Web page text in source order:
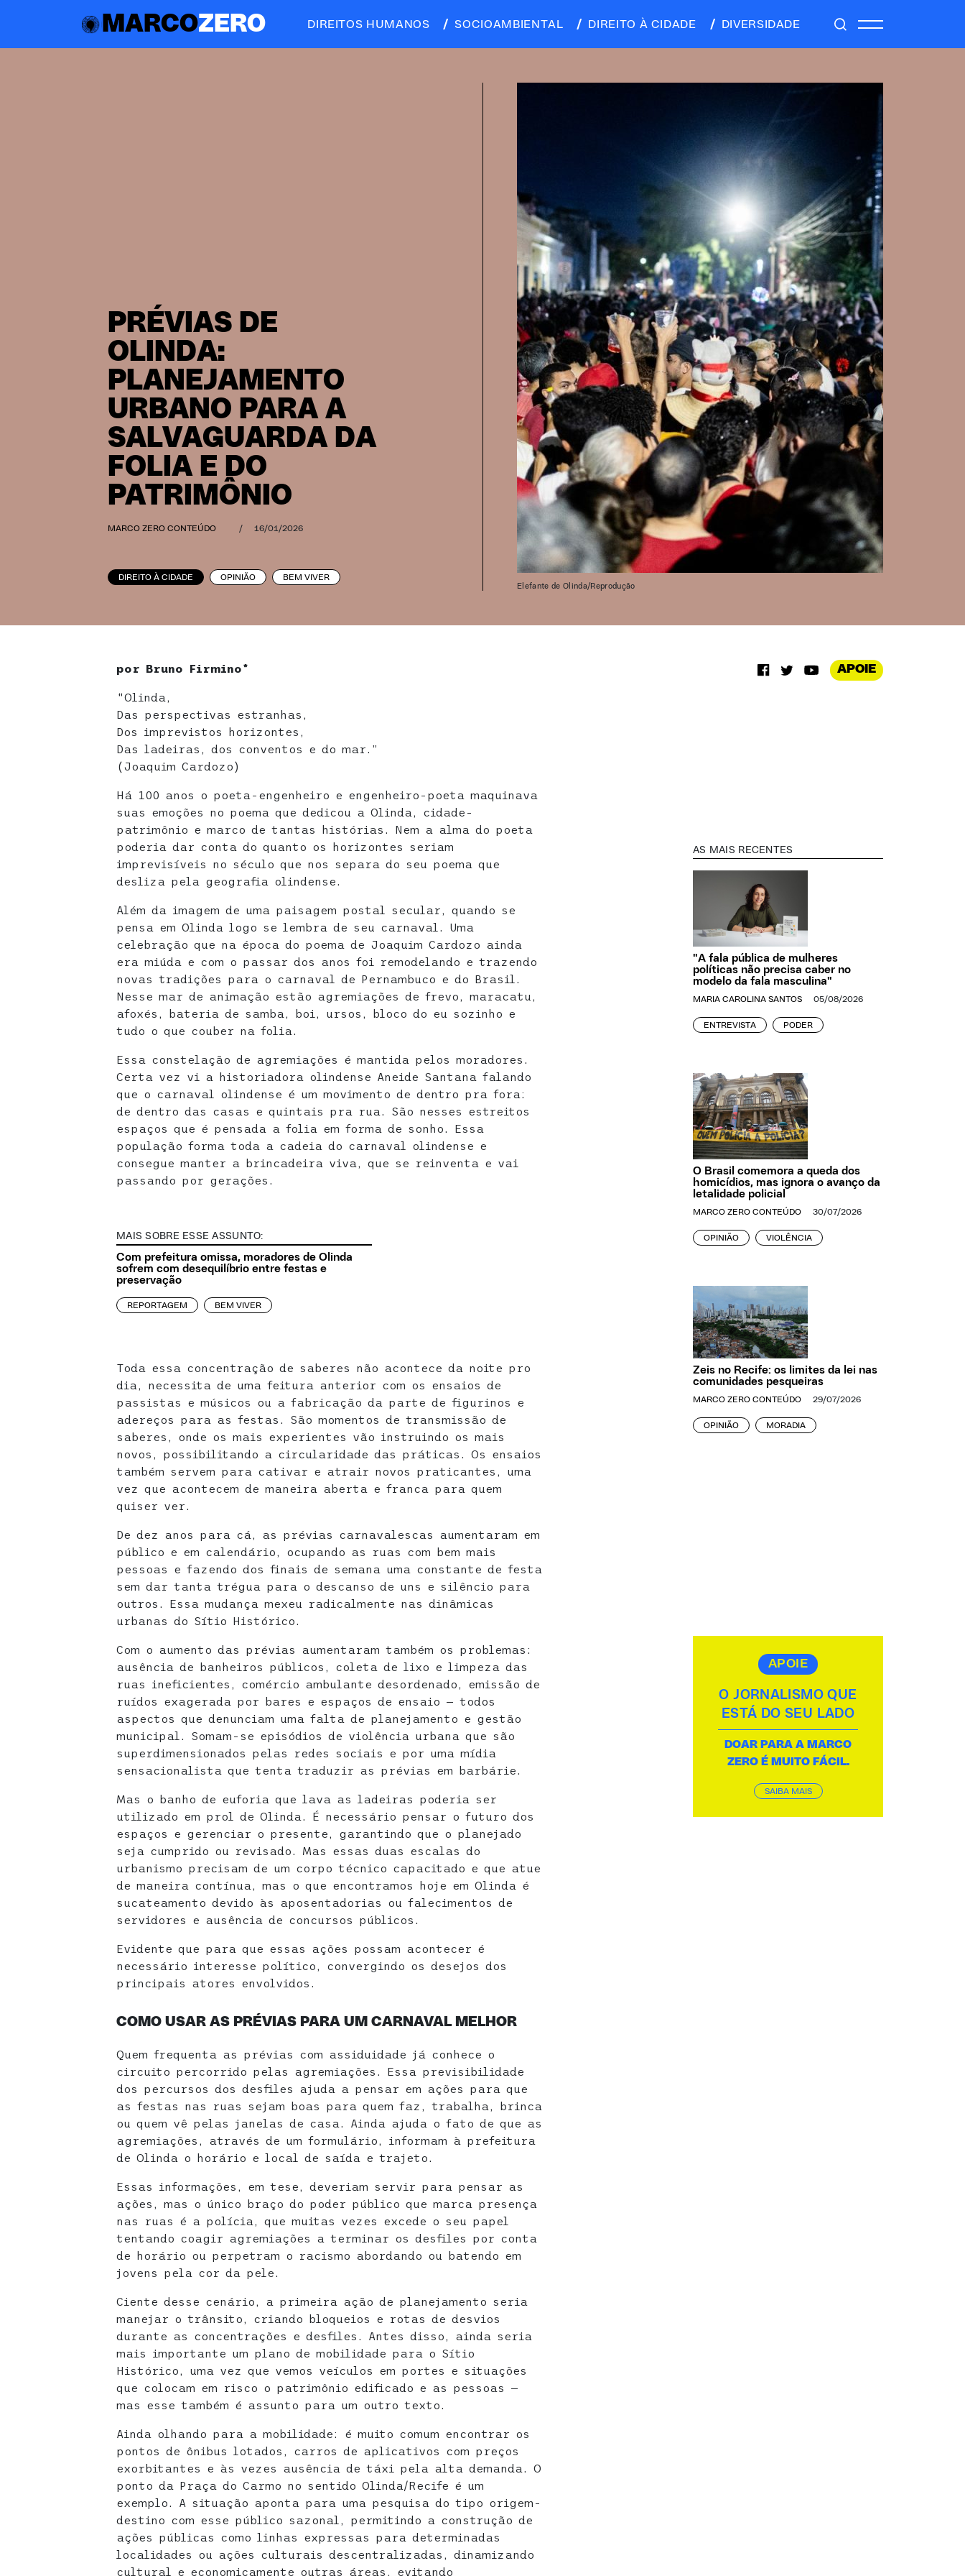
MARCOZERO DIREITOS HUMANOS SOCIOAMBIENTAL DIREITO À CIDADE DIVERSIDADE
PRÉVIAS DE
OLINDA:
PLANEJAMENTO
URBANO PARA A
SALVAGUARDA DA
FOLIA E DO
PATRIMÔNIO
MARCO ZERO CONTEÚDO / 16/01/2026
DIREITO À CIDADE OPINIÃO BEM VIVER
Elefante de Olinda/Reprodução
por Bruno Firmino*
“Olinda,
Das perspectivas estranhas,
Dos imprevistos horizontes,
Das ladeiras, dos conventos e do mar.”
(Joaquim Cardozo)
Há 100 anos o poeta-engenheiro e engenheiro-poeta maquinava
suas emoções no poema que dedicou a Olinda, cidade-
patrimônio e marco de tantas histórias. Nem a alma do poeta
poderia dar conta do quanto os horizontes seriam
imprevisíveis no século que nos separa do seu poema que
desliza pela geografia olindense.
Além da imagem de uma paisagem postal secular, quando se
pensa em Olinda logo se lembra de seu carnaval. Uma
celebração que na época do poema de Joaquim Cardozo ainda
era miúda e com o passar dos anos foi remodelando e trazendo
novas tradições para o carnaval de Pernambuco e do Brasil.
Nesse mar de animação estão agremiações de frevo, maracatu,
afoxés, bateria de samba, boi, ursos, bloco do eu sozinho e
tudo o que couber na folia.
Essa constelação de agremiações é mantida pelos moradores.
Certa vez vi a historiadora olindense Aneide Santana falando
que o carnaval olindense é um movimento de dentro pra fora:
de dentro das casas e quintais pra rua. São nesses estreitos
espaços que é pensada a folia em forma de sonho. Essa
população forma toda a cadeia do carnaval olindense e
consegue manter a brincadeira viva, que se reinventa e vai
passando por gerações.
MAIS SOBRE ESSE ASSUNTO:
Com prefeitura omissa, moradores de Olinda
sofrem com desequilíbrio entre festas e
preservação
REPORTAGEM BEM VIVER
Toda essa concentração de saberes não acontece da noite pro
dia, necessita de uma feitura anterior com os ensaios de
passistas e músicos ou a fabricação da parte de figurinos e
adereços para as festas. São momentos de transmissão de
saberes, onde os mais experientes vão instruindo os mais
novos, possibilitando a circularidade das práticas. Os ensaios
também servem para cativar e atrair novos praticantes, uma
vez que acontecem de maneira aberta e franca para quem
quiser ver.
De dez anos para cá, as prévias carnavalescas aumentaram em
público e em calendário, ocupando as ruas com bem mais
pessoas e fazendo dos finais de semana uma constante de festa
sem dar tanta trégua para o descanso de uns e silêncio para
outros. Essa mudança mexeu radicalmente nas dinâmicas
urbanas do Sítio Histórico.
Com o aumento das prévias aumentaram também os problemas:
ausência de banheiros públicos, coleta de lixo e limpeza das
ruas ineficientes, comércio ambulante desordenado, emissão de
ruídos exagerada por bares e espaços de ensaio — todos
aspectos que denunciam uma falta de planejamento e gestão
municipal. Somam-se episódios de violência urbana que são
superdimensionados pelas redes sociais e por uma mídia
sensacionalista que tenta traduzir as prévias em barbárie.
Mas o banho de euforia que lava as ladeiras poderia ser
utilizado em prol de Olinda. É necessário pensar o futuro dos
espaços e gerenciar o presente, garantindo que o planejado
seja cumprido ou revisado. Mas essas duas escalas do
urbanismo precisam de um corpo técnico capacitado e que atue
de maneira contínua, mas o que encontramos hoje em Olinda é
sucateamento devido às aposentadorias ou falecimentos de
servidores e ausência de concursos públicos.
Evidente que para que essas ações possam acontecer é
necessário interesse político, convergindo os desejos dos
principais atores envolvidos.
COMO USAR AS PRÉVIAS PARA UM CARNAVAL MELHOR
Quem frequenta as prévias com assiduidade já conhece o
circuito percorrido pelas agremiações. Essa previsibilidade
dos percursos dos desfiles ajuda a pensar em ações para que
as festas nas ruas sejam boas para quem faz, trabalha, brinca
ou quem vê pelas janelas de casa. Ainda ajuda o fato de que as
agremiações, através de um formulário, informam à prefeitura
de Olinda o horário e local de saída e trajeto.
Essas informações, em tese, deveriam servir para pensar as
ações, mas o único braço do poder público que marca presença
nas ruas é a polícia, que muitas vezes excede o seu papel
tentando coagir agremiações a terminar os desfiles por conta
de horário ou perpetram o racismo abordando ou batendo em
jovens pela cor da pele.
Ciente desse cenário, a primeira ação de planejamento seria
manejar o trânsito, criando bloqueios e rotas de desvios
durante as concentrações e desfiles. Antes disso, ainda seria
mais importante um plano de mobilidade para o Sítio
Histórico, uma vez que vemos veículos em portes e situações
que colocam em risco o patrimônio edificado e as pessoas —
mas esse também é assunto para um outro texto.
Ainda olhando para a mobilidade: é muito comum encontrar os
pontos de ônibus lotados, carros de aplicativos com preços
exorbitantes e às vezes ausência de táxi pela alta demanda. O
ponto da Praça do Carmo no sentido Olinda/Recife é um
exemplo. A situação aponta para uma pesquisa do tipo origem-
destino com esse público sazonal, permitindo a construção de
ações públicas como linhas expressas para determinadas
localidades ou ações culturais descentralizadas, dinamizando
cultural e economicamente outras áreas, evitando
APOIE
AS MAIS RECENTES
"A fala pública de mulheres
políticas não precisa caber no
modelo da fala masculina"
MARIA CAROLINA SANTOS 05/08/2026
ENTREVISTA PODER
O Brasil comemora a queda dos
homicídios, mas ignora o avanço da
letalidade policial
MARCO ZERO CONTEÚDO 30/07/2026
OPINIÃO VIOLÊNCIA
Zeis no Recife: os limites da lei nas
comunidades pesqueiras
MARCO ZERO CONTEÚDO 29/07/2026
OPINIÃO MORADIA
APOIE
O JORNALISMO QUE
ESTÁ DO SEU LADO
DOAR PARA A MARCO
ZERO É MUITO FÁCIL.
SAIBA MAIS